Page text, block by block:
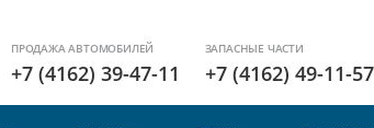
ПРОДАЖА АВТОМОБИЛЕЙ
+7 (4162) 39-47-11
ЗАПАСНЫЕ ЧАСТИ
+7 (4162) 49-11-57